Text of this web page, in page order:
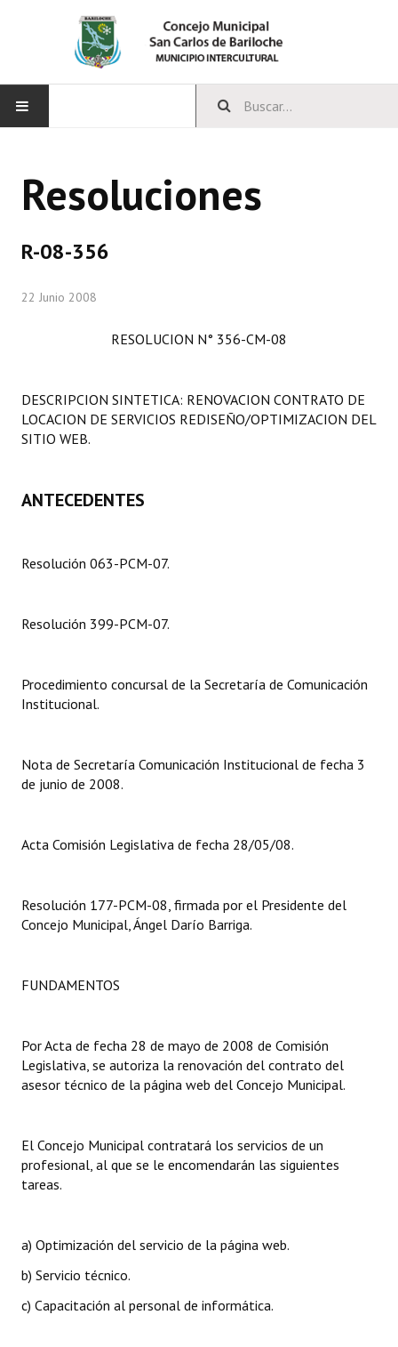
CONCEJO
Comisiones Especiales
Programas
Constitución Nacional
Carta Orgánica 2007
Organigrama
Informes de Gestión
Proyectos Presentados
Informes de Unidad Coordinadora
Actas de Audiencias Públicas
Comunicaciones
Declaraciones
Resoluciones de Presidencia
Antiguos Pobladores
Noticias Destacadas
Resoluciones
R-08-356
22 Junio 2008
RESOLUCION N° 356-CM-08
DESCRIPCION SINTETICA: RENOVACION CONTRATO DE
LOCACION DE SERVICIOS REDISEÑO/OPTIMIZACION DEL
SITIO WEB.
ANTECEDENTES
Resolución 063-PCM-07.
Resolución 399-PCM-07.
Procedimiento concursal de la Secretaría de Comunicación
Institucional.
Nota de Secretaría Comunicación Institucional de fecha 3
de junio de 2008.
Acta Comisión Legislativa de fecha 28/05/08.
Resolución 177-PCM-08, firmada por el Presidente del
Concejo Municipal, Ángel Darío Barriga.
FUNDAMENTOS
Por Acta de fecha 28 de mayo de 2008 de Comisión
Legislativa, se autoriza la renovación del contrato del
asesor técnico de la página web del Concejo Municipal.
El Concejo Municipal contratará los servicios de un
profesional, al que se le encomendarán las siguientes
tareas.
a) Optimización del servicio de la página web.
b) Servicio técnico.
c) Capacitación al personal de informática.